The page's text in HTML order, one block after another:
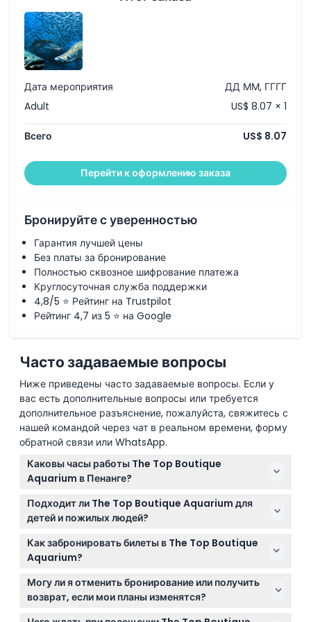
Часы работы
Вещи, которые нужно знать
Местоположение
Дата мероприятия
ДД ММ, ГГГГ
Adult
US$ 8.07 × 1
Всего US$ 8.07
Перейти к оформлению заказа
Бронируйте с уверенностью
Гарантия лучшей цены
Без платы за бронирование
Полностью сквозное шифрование платежа
Круглосуточная служба поддержки
4,8/5 ⭐ Рейтинг на Trustpilot
Рейтинг 4,7 из 5 ⭐ на Google
Часто задаваемые вопросы
Ниже приведены часто задаваемые вопросы. Если у
вас есть дополнительные вопросы или требуется
дополнительное разъяснение, пожалуйста, свяжитесь с
нашей командой через чат в реальном времени, форму
обратной связи или WhatsApp.
Каковы часы работы The Top Boutique
Aquarium в Пенанге?
Аквариум открыт ежедневно с 10:00 до 19:00,
последний вход разрешён в 18:30 (возможны
изменения — пожалуйста, уточняйте при
бронировании).
Подходит ли The Top Boutique Aquarium для
детей и пожилых людей?
Да, аквариум приветствует посетителей всех
возрастов. Дети от 3 до 12 лет и пожилые люди от
60 лет оплачивают детские билеты, взрослые от 13
до 59 лет — взрослые билеты.
Как забронировать билеты в The Top Boutique
Aquarium?
Вы можете легко забронировать билеты онлайн
прямо на этом сайте, где также можно проверить
доступность и выбрать предпочитаемые дату и
Могу ли я отменить бронирование или получить
возврат, если мои планы изменятся?
Билеты в The Top Boutique Aquarium не подлежат